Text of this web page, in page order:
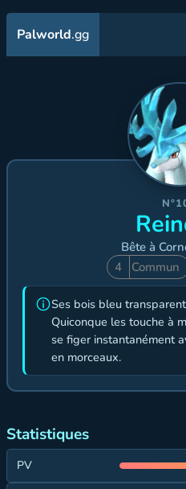
Palworld.gg
Bête à
4
Commun
Ses bois bleu
Quiconque les touche à
se figer instantanément
en morceaux.
Statistiques
PV